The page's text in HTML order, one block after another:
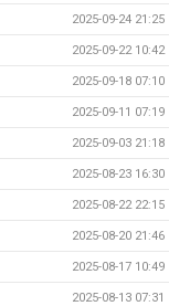
2025-09-24 21:25
2025-09-22 10:42
2025-09-18 07:10
2025-09-11 07:19
2025-09-03 21:18
2025-08-23 16:30
2025-08-22 22:15
2025-08-20 21:46
2025-08-17 10:49
2025-08-13 07:31